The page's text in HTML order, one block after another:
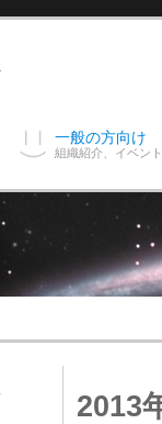
一般の方向け
組織紹介、イベン
2013